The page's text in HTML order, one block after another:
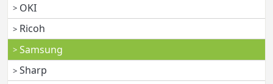
OKI
Ricoh
Samsung
Sharp